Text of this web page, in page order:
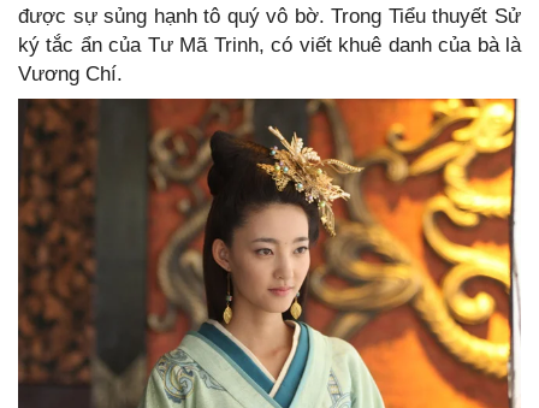
được sự sủng hạnh tô quý vô bờ. Trong Tiểu thuyết Sử
ký tắc ẩn của Tư Mã Trinh, có viết khuê danh của bà là
Vương Chí.